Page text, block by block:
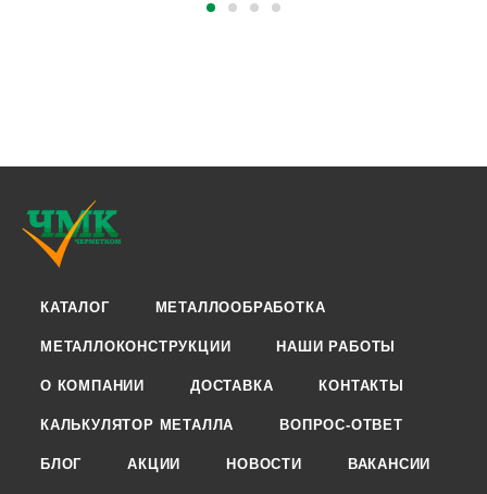
КАТАЛОГ МЕТАЛЛООБРАБОТКА
МЕТАЛЛОКОНСТРУКЦИИ НАШИ РАБОТЫ
О КОМПАНИИ ДОСТАВКА КОНТАКТЫ
КАЛЬКУЛЯТОР МЕТАЛЛА ВОПРОС-ОТВЕТ
БЛОГ АКЦИИ НОВОСТИ ВАКАНСИИ